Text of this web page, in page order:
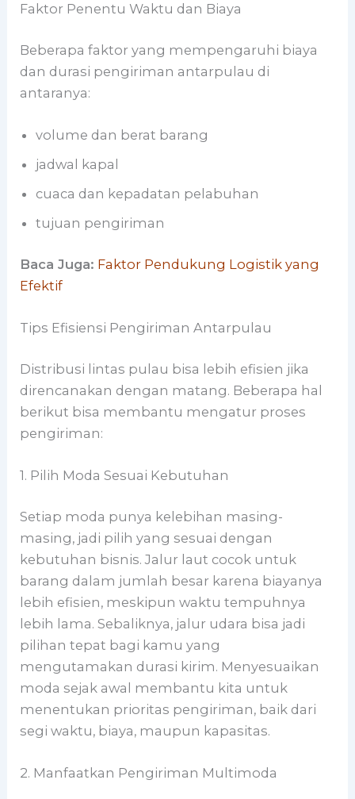
Faktor Penentu Waktu dan Biaya
Beberapa faktor yang mempengaruhi biaya
dan durasi pengiriman antarpulau di
antaranya:
volume dan berat barang
jadwal kapal
cuaca dan kepadatan pelabuhan
tujuan pengiriman
Baca Juga: Faktor Pendukung Logistik yang
Efektif
Tips Efisiensi Pengiriman Antarpulau
Distribusi lintas pulau bisa lebih efisien jika
direncanakan dengan matang. Beberapa hal
berikut bisa membantu mengatur proses
pengiriman:
1. Pilih Moda Sesuai Kebutuhan
Setiap moda punya kelebihan masing-
masing, jadi pilih yang sesuai dengan
kebutuhan bisnis. Jalur laut cocok untuk
barang dalam jumlah besar karena biayanya
lebih efisien, meskipun waktu tempuhnya
lebih lama. Sebaliknya, jalur udara bisa jadi
pilihan tepat bagi kamu yang
mengutamakan durasi kirim. Menyesuaikan
moda sejak awal membantu kita untuk
menentukan prioritas pengiriman, baik dari
segi waktu, biaya, maupun kapasitas.
2. Manfaatkan Pengiriman Multimoda